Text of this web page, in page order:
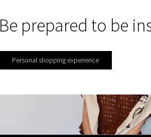
Be prepared to be
Personal shopping experience